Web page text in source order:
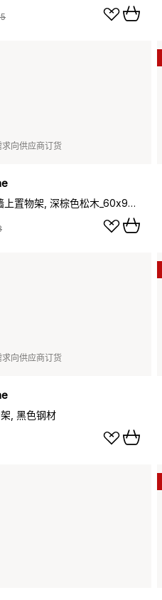
向供应商订货
Beam 横梁 墙上置物架, 深棕色松木_60x90.5x25cm
向供应商订货
, 黑色钢材